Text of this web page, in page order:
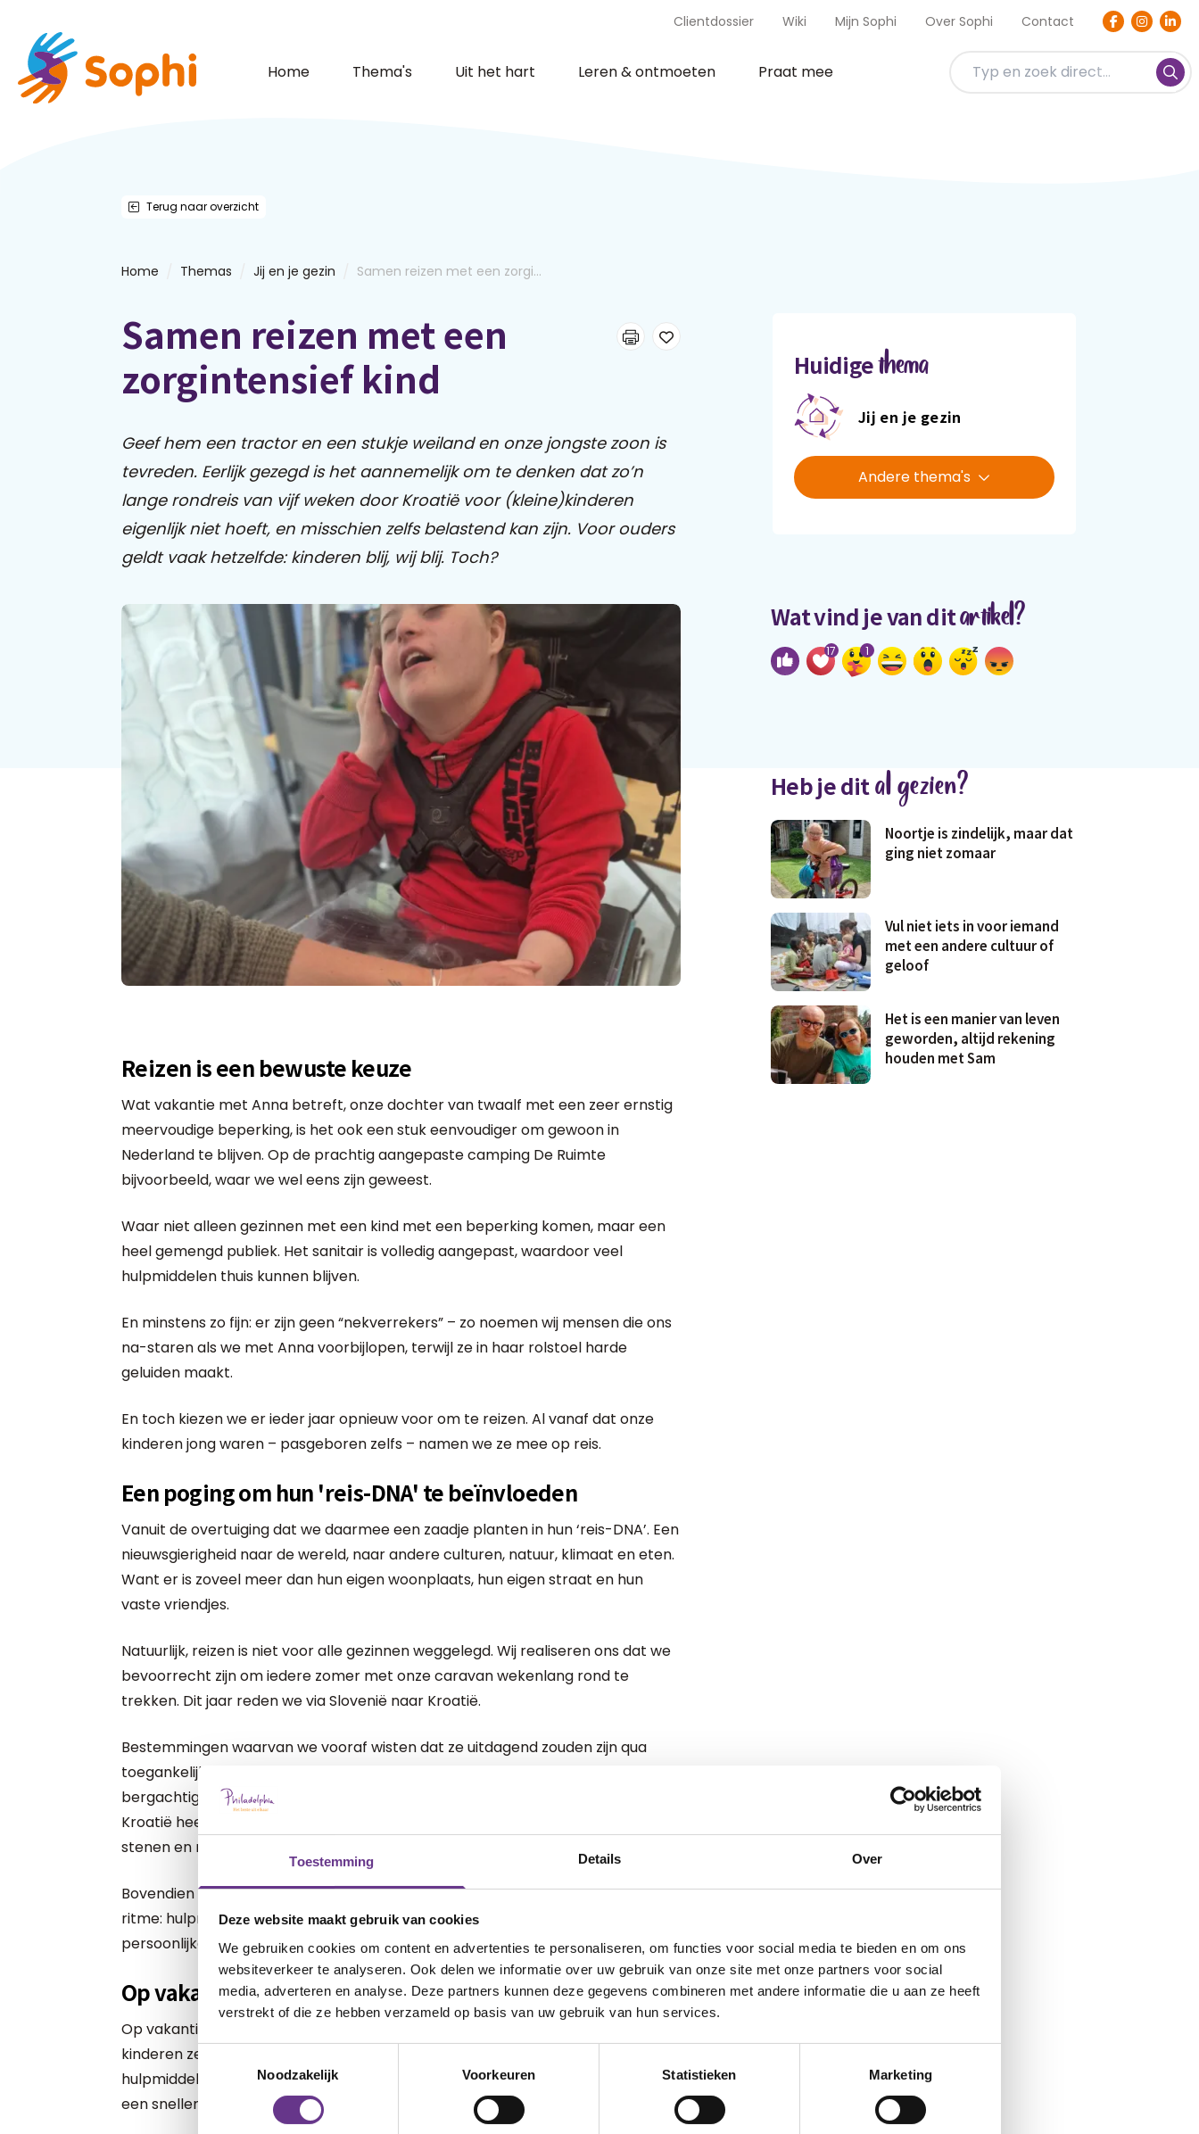
Toestemming Details Over
Deze website maakt gebruik van cookies
We gebruiken cookies om content en advertenties te personaliseren, om functies voor social media te bieden en om ons
websiteverkeer te analyseren. Ook delen we informatie over uw gebruik van onze site met onze partners voor social
media, adverteren en analyse. Deze partners kunnen deze gegevens combineren met andere informatie die u aan ze heeft
verstrekt of die ze hebben verzameld op basis van uw gebruik van hun services.
Toestemmingsselectie
Noodzakelijk
Voorkeuren Statistieken Marketing
Clientdossier Wiki Mijn Sophi Over Sophi Contact
Home Thema's Uit het hart Leren & ontmoeten Praat mee
Terug naar overzicht
Home Themas Jij en je gezin Samen reizen met een zorgi...
Samen reizen met een
zorgintensief kind
Geef hem een tractor en een stukje weiland en onze jongste zoon is
tevreden. Eerlijk gezegd is het aannemelijk om te denken dat zo’n
lange rondreis van vijf weken door Kroatië voor (kleine)kinderen
eigenlijk niet hoeft, en misschien zelfs belastend kan zijn. Voor ouders
geldt vaak hetzelfde: kinderen blij, wij blij. Toch?
Reizen is een bewuste keuze
Wat vakantie met Anna betreft, onze dochter van twaalf met een zeer ernstig
meervoudige beperking, is het ook een stuk eenvoudiger om gewoon in
Nederland te blijven. Op de prachtig aangepaste camping De Ruimte
bijvoorbeeld, waar we wel eens zijn geweest.
Waar niet alleen gezinnen met een kind met een beperking komen, maar een
heel gemengd publiek. Het sanitair is volledig aangepast, waardoor veel
hulpmiddelen thuis kunnen blijven.
En minstens zo fijn: er zijn geen “nekverrekers” – zo noemen wij mensen die ons
na-staren als we met Anna voorbijlopen, terwijl ze in haar rolstoel harde
geluiden maakt.
En toch kiezen we er ieder jaar opnieuw voor om te reizen. Al vanaf dat onze
kinderen jong waren – pasgeboren zelfs – namen we ze mee op reis.
Een poging om hun 'reis-DNA' te beïnvloeden
Vanuit de overtuiging dat we daarmee een zaadje planten in hun ‘reis-DNA’. Een
nieuwsgierigheid naar de wereld, naar andere culturen, natuur, klimaat en eten.
Want er is zoveel meer dan hun eigen woonplaats, hun eigen straat en hun
vaste vriendjes.
Natuurlijk, reizen is niet voor alle gezinnen weggelegd. Wij realiseren ons dat we
bevoorrecht zijn om iedere zomer met onze caravan wekenlang rond te
trekken. Dit jaar reden we via Slovenië naar Kroatië.
Bestemmingen waarvan we vooraf wisten dat ze uitdagend zouden zijn qua
toegankelijkheid met een rolstoel. Slovenië is prachtig, maar hoog en
bergachtig, met talloze meren waar je met een rolstoel nauwelijks bij kunt.
Kroatië heeft schitterende kusten, maar ook veel kiezels op de campings en
stenen en rotsen langs de zee.
Bovendien is samen op vakantie best een uitdaging. Thuis hebben we een vast
ritme: hulpmiddelen voor Anna, school, werk, hobby’s, een vertrouwd huis en
persoonlijke begeleiders. Alles heeft zijn plek.
Op vakantie moeten we improviseren
Op vakantie valt dat weg. We moeten improviseren, een nieuw ritme zoeken, de
kinderen zelf bezighouden. Voor zorgintensieve gezinnen betekent dat ook:
hulpmiddelen missen, toegankelijkheid die tegenvalt, steeds weer schakelen,
een sneller overprikkeld kind. Vermoeiend en soms zelfs ontmoedigend.
Huidigethema
Jij en je gezin
Andere thema's
Wat vind je van ditartikel?
17 1
Heb je dital gezien?
Noortje is zindelijk, maar dat
ging niet zomaar
Vul niet iets in voor iemand
met een andere cultuur of
geloof
Het is een manier van leven
geworden, altijd rekening
houden met Sam